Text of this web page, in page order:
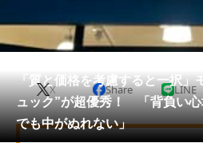
動物 リ
会員記事
メディア
「質と価格を考慮すると一択」
ュック”が超優秀！ 「背負い
でも中がぬれない」
X Share LINE